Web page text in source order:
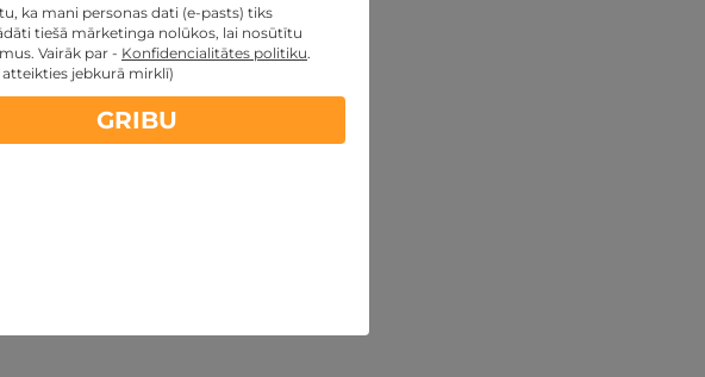
ka mani personas dati (e-pasts) tiks
tiešā mārketinga nolūkos, lai nosūtītu
Vairāk par - Konfidencialitātes politiku.
atteikties jebkurā mirklī)
GRIBU